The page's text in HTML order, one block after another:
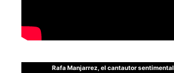
Rafa Manjarrez, el cantautor sentimental